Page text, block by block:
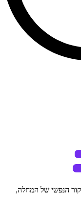
הנפשי של המחלה,